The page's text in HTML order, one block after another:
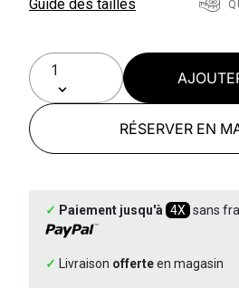
Guide des tailles
RÉSERVER EN
✓ Paiement jusqu'à 4X sans
✓ Livraison offerteen magasin